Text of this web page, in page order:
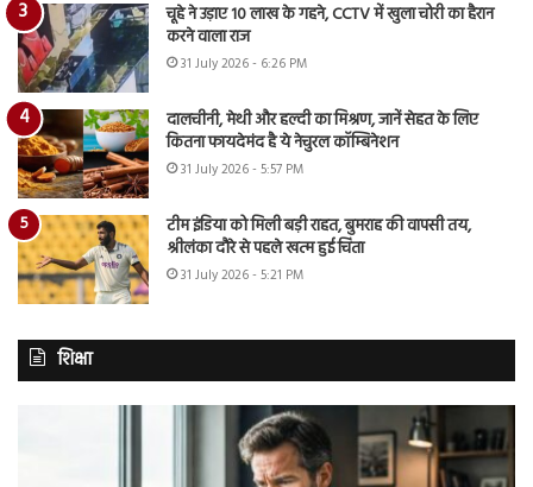
चूहे ने उड़ाए 10 लाख के गहने, CCTV में खुला चोरी का हैरान
करने वाला राज
31 July 2026 - 6:26 PM
दालचीनी, मेथी और हल्दी का मिश्रण, जानें सेहत के लिए
कितना फायदेमंद है ये नेचुरल कॉम्बिनेशन
31 July 2026 - 5:57 PM
टीम इंडिया को मिली बड़ी राहत, बुमराह की वापसी तय,
श्रीलंका दौरे से पहले खत्म हुई चिंता
31 July 2026 - 5:21 PM
शिक्षा